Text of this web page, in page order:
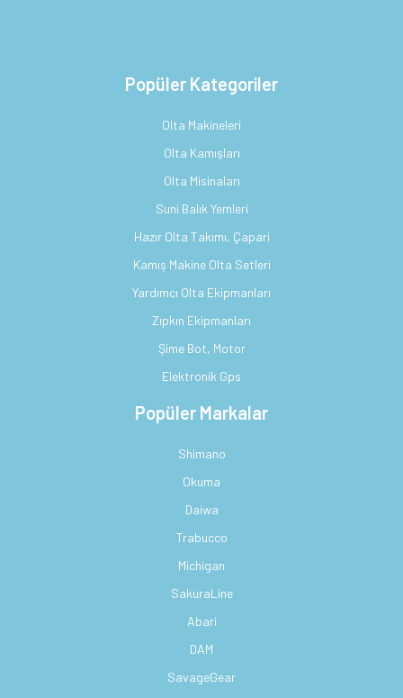
Popüler Kategoriler
Olta Makineleri
Olta Kamışları
Olta Misinaları
Suni Balık Yemleri
Hazır Olta Takımı, Çapari
Kamış Makine Olta Setleri
Yardımcı Olta Ekipmanları
Zıpkın Ekipmanları
Şime Bot, Motor
Elektronik Gps
Popüler Markalar
Shimano
Okuma
Daiwa
Trabucco
Michigan
SakuraLine
Abari
DAM
SavageGear